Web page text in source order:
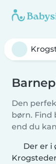
Den
børn.
end du
Der er i